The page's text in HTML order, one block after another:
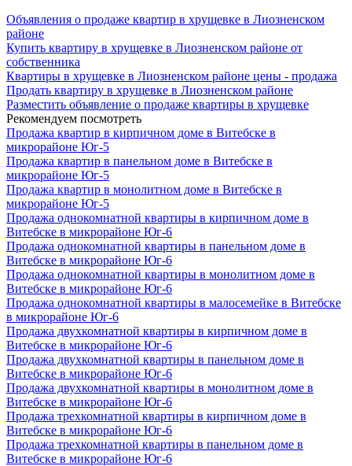
Объявления о продаже квартир в хрущевке в Лиозненском
районе
Купить квартиру в хрущевке в Лиозненском районе от
собственника
Квартиры в хрущевке в Лиозненском районе цены - продажа
Продать квартиру в хрущевке в Лиозненском районе
Разместить объявление о продаже квартиры в хрущевке
Рекомендуем посмотреть
Продажа квартир в кирпичном доме в Витебске в
микрорайоне Юг-5
Продажа квартир в панельном доме в Витебске в
микрорайоне Юг-5
Продажа квартир в монолитном доме в Витебске в
микрорайоне Юг-5
Продажа однокомнатной квартиры в кирпичном доме в
Витебске в микрорайоне Юг-6
Продажа однокомнатной квартиры в панельном доме в
Витебске в микрорайоне Юг-6
Продажа однокомнатной квартиры в монолитном доме в
Витебске в микрорайоне Юг-6
Продажа однокомнатной квартиры в малосемейке в Витебске
в микрорайоне Юг-6
Продажа двухкомнатной квартиры в кирпичном доме в
Витебске в микрорайоне Юг-6
Продажа двухкомнатной квартиры в панельном доме в
Витебске в микрорайоне Юг-6
Продажа двухкомнатной квартиры в монолитном доме в
Витебске в микрорайоне Юг-6
Продажа трехкомнатной квартиры в кирпичном доме в
Витебске в микрорайоне Юг-6
Продажа трехкомнатной квартиры в панельном доме в
Витебске в микрорайоне Юг-6